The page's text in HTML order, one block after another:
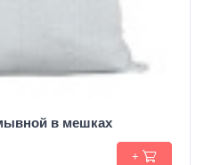
в мешках
+